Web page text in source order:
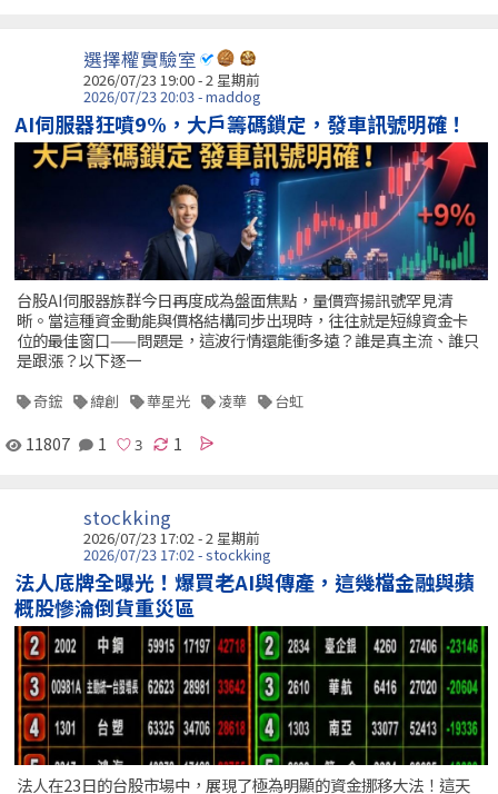
選擇權實驗室
2026/07/23 19:00 - 2 星期前
2026/07/23 20:03 - maddog
AI伺服器狂噴9%，大戶籌碼鎖定，發車訊號明確！
台股AI伺服器族群今日再度成為盤面焦點，量價齊揚訊號罕見清
晰。當這種資金動能與價格結構同步出現時，往往就是短線資金卡
位的最佳窗口——問題是，這波行情還能衝多遠？誰是真主流、誰只
是跟漲？以下逐一
奇鋐 緯創 華星光 凌華 台虹
11807 1 1
stockking
2026/07/23 17:02 - 2 星期前
2026/07/23 17:02 - stockking
法人底牌全曝光！爆買老AI與傳產，這幾檔金融與蘋
概股慘淪倒貨重災區
法人在23日的台股市場中，展現了極為明顯的資金挪移大法！這天